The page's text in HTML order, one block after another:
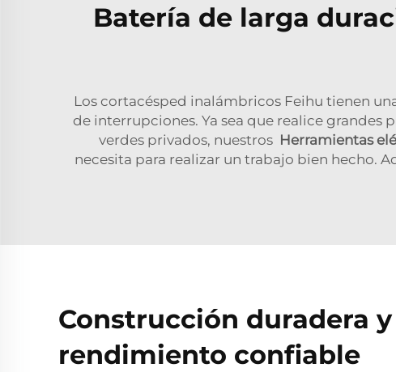
Batería de larga
Los cortacésped inalámbricos Feihu tienen
de interrupciones. Ya sea que realice
verdes privados, nuestros Herramientas
necesita para realizar un trabajo bien hecho.
Construcción duradera
rendimiento confiable